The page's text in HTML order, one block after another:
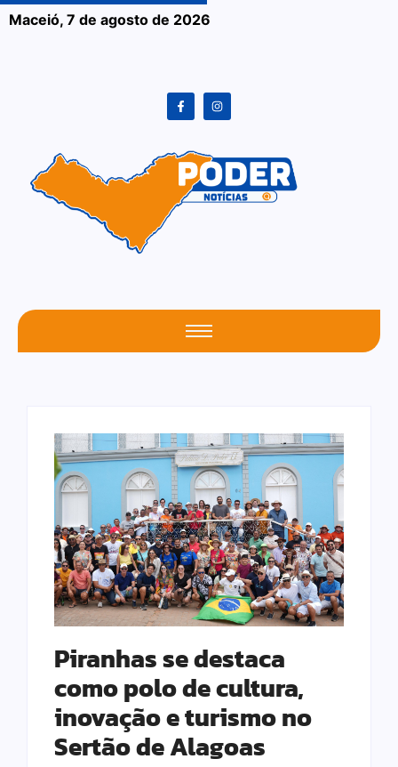
Maceió, 7 de agosto de 2026
O seu portal atualizado
Piranhas se destaca
como polo de cultura,
inovação e turismo no
Sertão de Alagoas